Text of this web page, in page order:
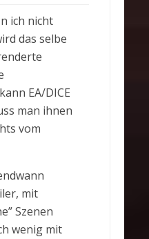
ich nicht
das selbe
EA/DICE
man ihnen
vom
mit
Szenen
wenig mit